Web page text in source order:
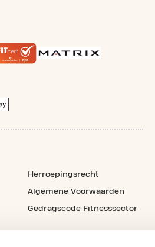
Herroepingsrecht
Algemene Voorwaarden
Gedragscode Fitnesssector